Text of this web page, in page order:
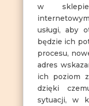
w
usługi, aby
będzie ich
procesu,
adres
ich poziom
dzięki
sytuacji, w